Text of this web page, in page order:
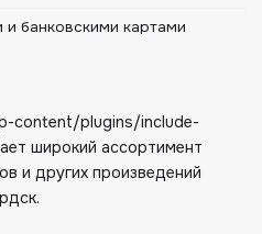
и банковскими картами
content/plugins/include-
широкий ассортимент
и других произведений